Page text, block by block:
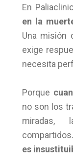
En
en la
Una misión
exige
necesita
Porque
no son los
miradas,
es